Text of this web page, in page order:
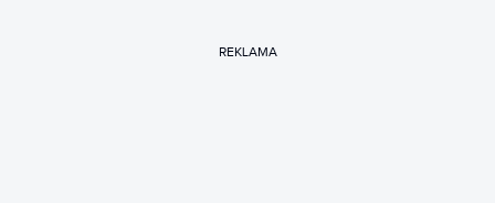
REKLAMA